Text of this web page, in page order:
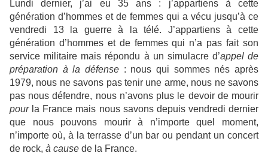
Lundi dernier, j’ai eu 35 ans : j’appartiens à cette
génération d’hommes et de femmes qui a vécu jusqu’à ce
vendredi 13 la guerre à la télé. J’appartiens à cette
génération d’hommes et de femmes qui n’a pas fait son
service militaire mais répondu à un simulacre d’appel de
préparation à la défense : nous qui sommes nés après
1979, nous ne savons pas tenir une arme, nous ne savons
pas nous défendre, nous n’avons plus le devoir de mourir
pourla France mais nous savons depuis vendredi dernier
que nous pouvons mourir à n’importe quel moment,
n’importe où, à la terrasse d’un bar ou pendant un concert
de rock, à cause de la France.